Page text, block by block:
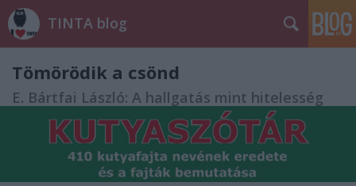
TINTA blog
Tömörödik a csönd
E. Bártfai László: A hallgatás mint hitelesség